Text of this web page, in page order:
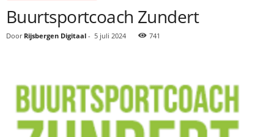
Buurtsportcoach Zundert
Door Rijsbergen Digitaal - 5 juli 2024 741